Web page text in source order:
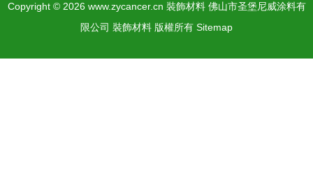
Copyright © 2026 www.zycancer.cn 裝飾材料 佛山市圣堡尼威涂料有
限公司 裝飾材料 版權所有 Sitemap